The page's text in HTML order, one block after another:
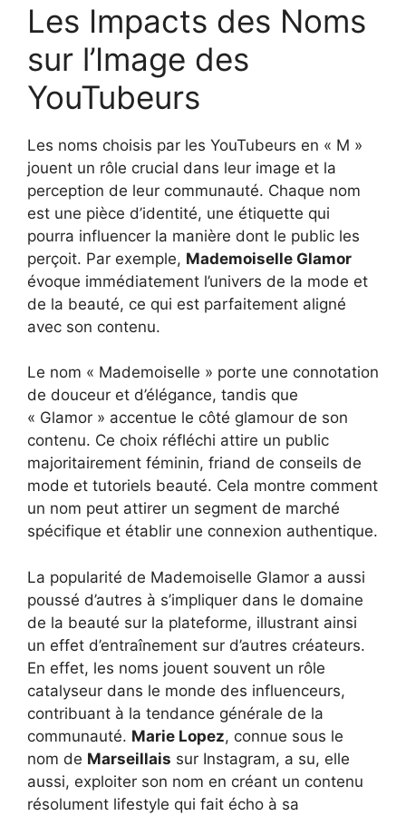
Les Impacts des Noms
sur l’Image des
YouTubeurs
Les noms choisis par les YouTubeurs en « M »
jouent un rôle crucial dans leur image et la
perception de leur communauté. Chaque nom
est une pièce d’identité, une étiquette qui
pourra influencer la manière dont le public les
perçoit. Par exemple, Mademoiselle Glamor
évoque immédiatement l’univers de la mode et
de la beauté, ce qui est parfaitement aligné
avec son contenu.
Le nom « Mademoiselle » porte une connotation
de douceur et d’élégance, tandis que
« Glamor » accentue le côté glamour de son
contenu. Ce choix réfléchi attire un public
majoritairement féminin, friand de conseils de
mode et tutoriels beauté. Cela montre comment
un nom peut attirer un segment de marché
spécifique et établir une connexion authentique.
La popularité de Mademoiselle Glamor a aussi
poussé d’autres à s’impliquer dans le domaine
de la beauté sur la plateforme, illustrant ainsi
un effet d’entraînement sur d’autres créateurs.
En effet, les noms jouent souvent un rôle
catalyseur dans le monde des influenceurs,
contribuant à la tendance générale de la
communauté. Marie Lopez, connue sous le
nom de Marseillais sur Instagram, a su, elle
aussi, exploiter son nom en créant un contenu
résolument lifestyle qui fait écho à sa